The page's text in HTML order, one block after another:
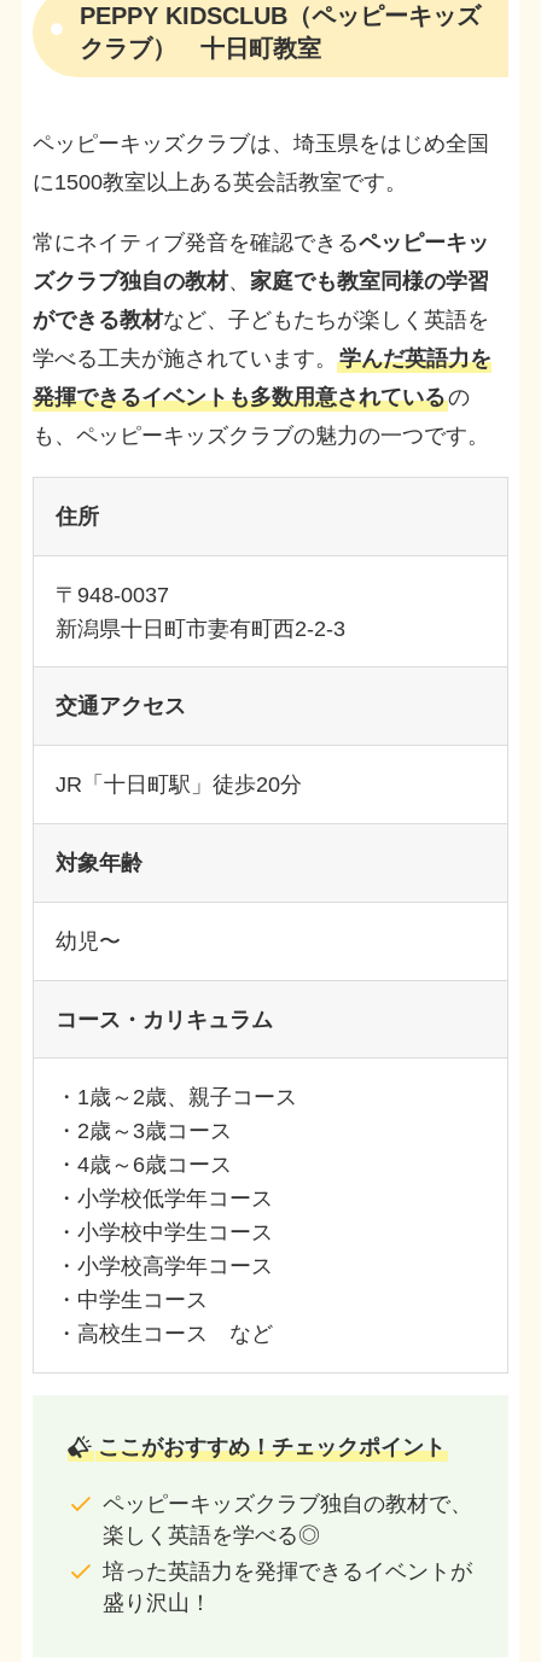
PEPPY KIDSCLUB（ペッピーキッズ
クラブ） 十日町教室
ペッピーキッズクラブは、埼玉県をはじめ全国
に1500教室以上ある英会話教室です。
常にネイティブ発音を確認できるペッピーキッ
ズクラブ独自の教材、 家庭でも教室同様の学習
ができる教材など、子どもたちが楽しく英語を
学べる工夫が施されています。 学んだ英語力を
発揮できるイベントも多数用意されているの
も、ペッピーキッズクラブの魅力の一つです。
住所
〒948-0037
新潟県十日町市妻有町西2-2-3
交通アクセス
JR「十日町駅」徒歩20分
対象年齢
幼児〜
コース・カリキュラム
・1歳～2歳、親子コース
・2歳～3歳コース
・4歳～6歳コース
・小学校低学年コース
・小学校中学生コース
・小学校高学年コース
・中学生コース
・高校生コース など
ここがおすすめ！チェックポイント
ペッピーキッズクラブ独自の教材で、
楽しく英語を学べる◎
培った英語力を発揮できるイベントが
盛り沢山！